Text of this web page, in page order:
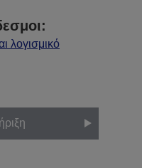
λογισμικό